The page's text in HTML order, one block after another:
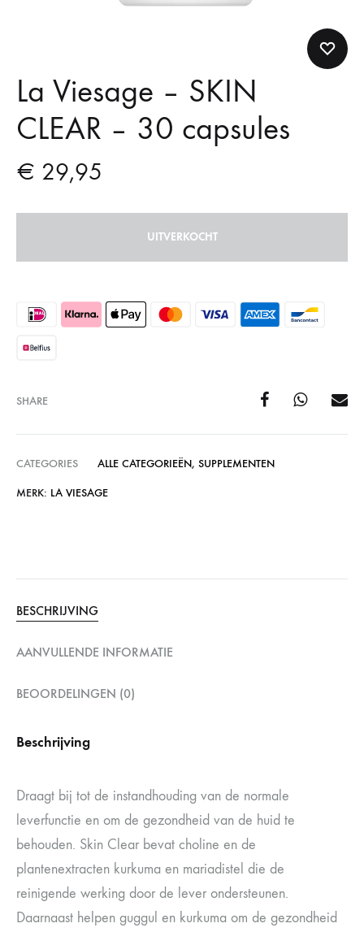
La Viesage – SKIN
CLEAR – 30 capsules
€ 29,95
UITVERKOCHT
SHARE
CATEGORIES ALLE CATEGORIEËN, SUPPLEMENTEN
MERK: LA VIESAGE
BESCHRIJVING
AANVULLENDE INFORMATIE
BEOORDELINGEN (0)
Beschrijving
Draagt bij tot de instandhouding van de normale
leverfunctie en om de gezondheid van de huid te
behouden. Skin Clear bevat choline en de
plantenextracten kurkuma en mariadistel die de
reinigende werking door de lever ondersteunen.
Daarnaast helpen guggul en kurkuma om de gezondheid